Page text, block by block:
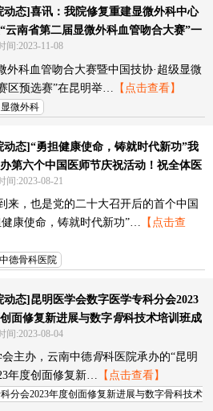
动态]喜讯：我院修复重建显微外科中心
云南省第二届显微外科血管吻合大赛”一
间:2023-11-08
外科血管吻合大赛暨中国技协·超级显微
区预选赛”在昆明举…
【点击查看】
微外科
动态]“勇担健康使命，铸就时代新功”我
第六个中国医师节庆祝活动！祝全体医
快乐！
间:2023-08-21
来，也是党的二十大召开后的首个中国
康使命，铸就时代新功”… 【点击查
德骨科医院
动态]昆明医学会数字医学专科分会2023
面修复新进展与数字骨科技术培训班成
！
间:2023-08-04
会主办，云南中德骨科医院承办的“昆明
年度创面修复新… 【点击查看】
分会2023年度创面修复新进展与数字骨科技术